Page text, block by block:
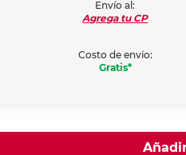
Envío al:
Agrega tu CP
Costo de envío:
Gratis*